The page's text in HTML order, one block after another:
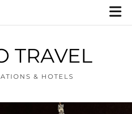
TRAVEL
& HOTELS